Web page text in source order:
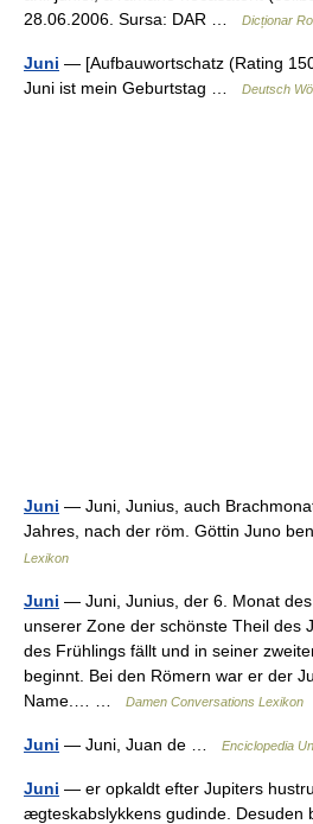
28.06.2006. Sursa: DAR …
Dicționar
Juni — [Aufbauwortschatz (Rating
Juni ist mein Geburtstag …
Deutsch
Juni — Juni, Junius, auch
Jahres, nach der röm. Göttin Juno
Lexikon
Juni — Juni, Junius, der 6. Monat
unserer Zone der schönste Theil des
des Frühlings fällt und in seiner
beginnt. Bei den Römern war er der
Name.… …
Damen Conversations Lexikon
Juni — Juni, Juan de … Enciclopedia
Juni — er opkaldt efter Jupiters
ægteskabslykkens gudinde. Desuden